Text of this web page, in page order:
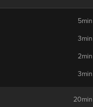
5min
3min
2min
3min
20min